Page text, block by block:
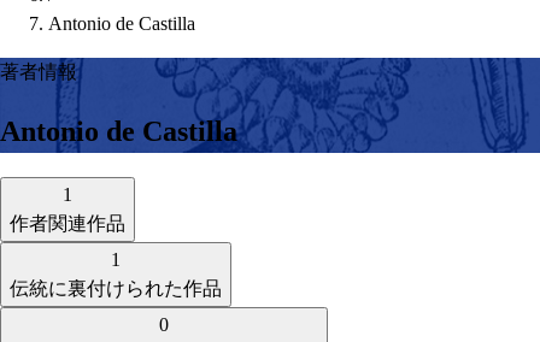
Antonio de Castilla
著者情報
Antonio de Castilla
1
作者関連作品
1
伝統に裏付けられた作品
0